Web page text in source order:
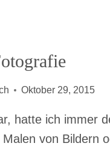
Oktober 29, 2015
hatte ich immer
von Bildern